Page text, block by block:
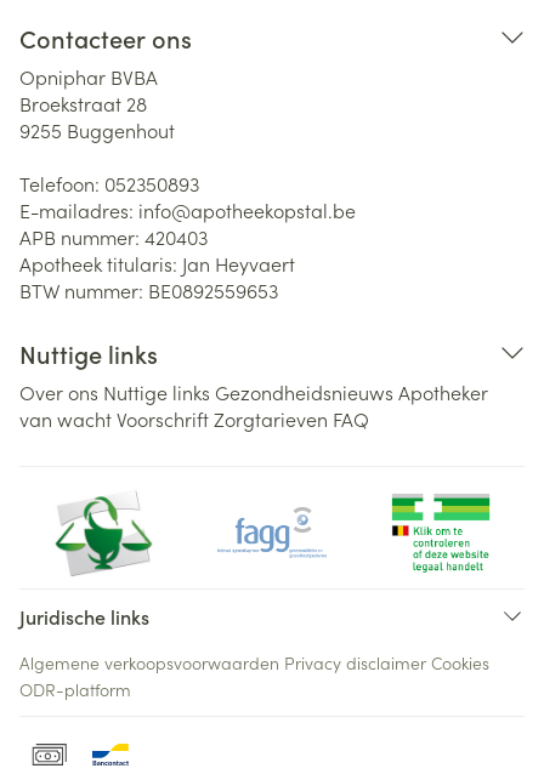
Contacteer ons
Opniphar BVBA
Broekstraat 28
9255 Buggenhout
Telefoon: 052350893
E-mailadres: info@apotheekopstal.be
APB nummer: 420403
Apotheek titularis: Jan Heyvaert
BTW nummer: BE0892559653
Nuttige links
Over ons Nuttige links Gezondheidsnieuws Apotheker
van wachtVoorschriftZorgtarieven FAQ
Juridische links
Algemene verkoopsvoorwaarden Privacy disclaimer Cookies
ODR-platform